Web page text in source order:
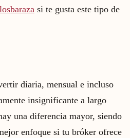
si te gusta este tipo de
diaria, mensual e incluso
insignificante a largo
una diferencia mayor, siendo
enfoque si tu bróker ofrece